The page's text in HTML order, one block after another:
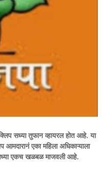
सध्या तुफान व्हायरल होत आहे. या
एका महिला अधिकाऱ्याला
एकच खळबळ माजवली आहे.